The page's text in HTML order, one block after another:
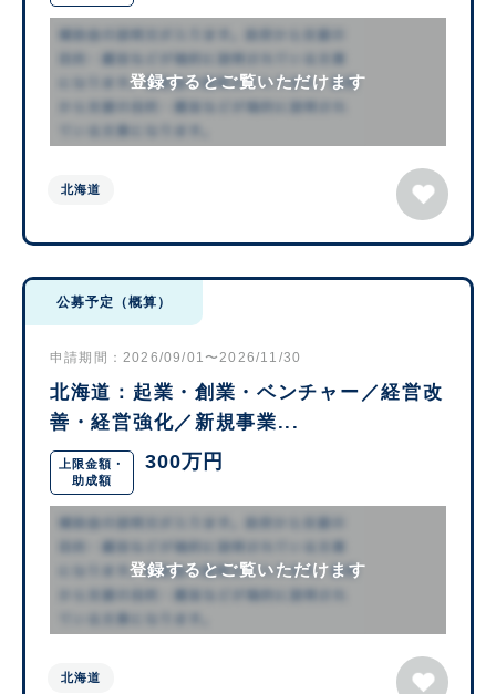
登録するとご覧いただけます
北海道
公募予定（概算）
申請期間：2026/09/01〜2026/11/30
北海道：起業・創業・ベンチャー／経営改
善・経営強化／新規事業...
上限金額・
助成額
300万円
登録するとご覧いただけます
北海道